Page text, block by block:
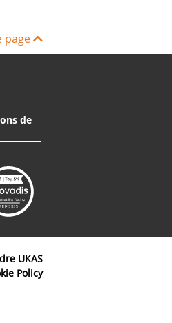
page
de
UKAS
Policy